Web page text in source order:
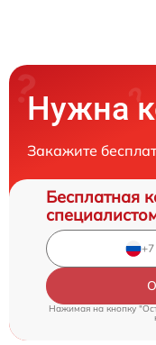
Нужна
Закажите
Бесплатная
Нажимая на кнопку